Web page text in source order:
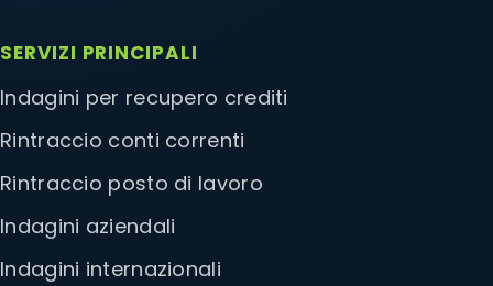
SERVIZI PRINCIPALI
Indagini per recupero crediti
Rintraccio conti correnti
Rintraccio posto di lavoro
Indagini aziendali
Indagini internazionali